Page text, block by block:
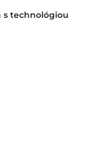
technológiou